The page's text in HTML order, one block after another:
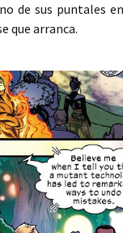
de sus puntales
que arranca.